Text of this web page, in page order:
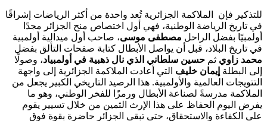
للتذكير فإن الملاكمة الجزائرية تُعد واحدة من أكثر الرياضات إشراقًا
في تاريخ الرياضة الوطنية، فهي أول اختصاص منح الجزائر مجدًا
أولمبيًا بفضل الراحل مصطفى موسى، صاحب أول ميدالية أولمبية
في تاريخ البلاد، قبل أن يواصل الأبطال كتابة صفحات التألق بفضل
محمد زاوي ثم حسين سلطاني الذي نال ذهبية في أولمبياد، وصولًا
إلى البطلة إيمان خليف التي أعادت الملاكمة الجزائرية إلى واجهة
التتويجات العالمية والأولمبية. هذا الرصيد التاريخي الكبير يجعل من
الملاكمة مدرسةً لصناعة الأبطال ورمزًا للفخر الوطني، وهو ما
يفرض اليوم الحفاظ على هذا الإرث الثمين من خلال تسيير يقوم
على الكفاءة والاستحقاق، حتى تبقى الجزائر حاضرة بقوة فوق